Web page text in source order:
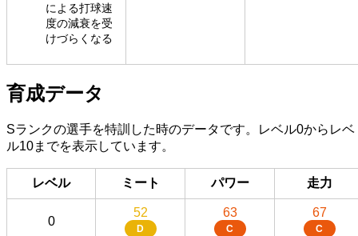
による打球速
度の減衰を受
けづらくなる
育成データ
Sランクの選手を特訓した時のデータです。レベル0からレベ
ル10までを表示しています。
レベル ミート パワー 走力
0
52
D
63
C
67
C